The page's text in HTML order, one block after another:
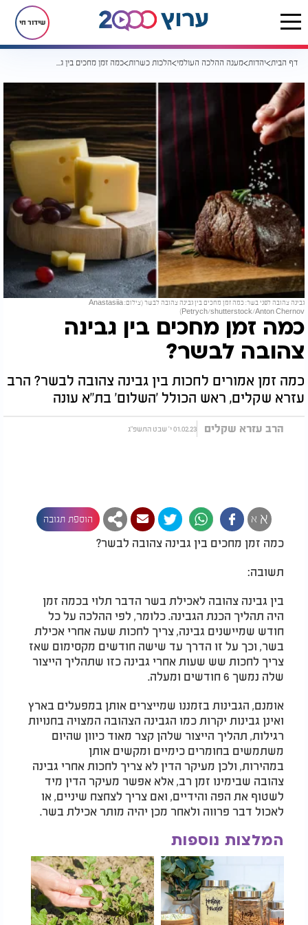
שידור חי
דף הבית יהדות מענה ההלכה העולמי הלכות כשרות כמה זמן מחכים בין גבינה צהובה לבשר?
גבינה צהובה לפני בשר: כמה זמן מחכים בין גבינה צהובה לבשר (צילום: Anastasiia
Petrych/shutterstock/Anton Chernov)
כמה זמן מחכים בין גבינה
צהובה לבשר?
כמה זמן אמורים לחכות בין גבינה צהובה לבשר? הרב
עזרא שקלים, ראש הכולל 'השלום' בת"א עונה
הרב עזרא שקלים 01.02.23 י' שבט התשפ"ג
א א הוספת תגובה
כמה זמן מחכים בין גבינה צהובה לבשר?
תשובה:
בין גבינה צהובה לאכילת בשר הדבר תלוי בכמה זמן
היה תהליך הכנת הגבינה. כלומר, לפי ההלכה על כל
חודש שמיישנים גבינה, צריך לחכות שעה אחרי אכילת
בשר, וכך על זו הדרך עד שישה חודשים מקסימום שאז
צריך לחכות שש שעות אחרי גבינה כזו שתהליך הייצור
שלה נמשך 6 חודשים ומעלה.
אומנם, הגבינות בזמננו שמייצרים אותן במפעלים בארץ
ואינן גבינות יקרות כמו הגבינה הצהובה המצויה בחנויות
רגילות, תהליך הייצור שלהן קצר מאוד כיוון שהיום
משתמשים בחומרים כימיים ומקשים אותן
במהירות, ולכן מעיקר הדין לא צריך לחכות אחרי גבינה
צהובה שבימינו זמן רב, אלא אפשר מעיקר הדין מיד
לשטוף את הפה והידיים, ואם צריך לצחצח שיניים, או
לאכול דבר פרווה ולאחר מכן יהיה מותר אכילת בשר.
המלצות נוספות